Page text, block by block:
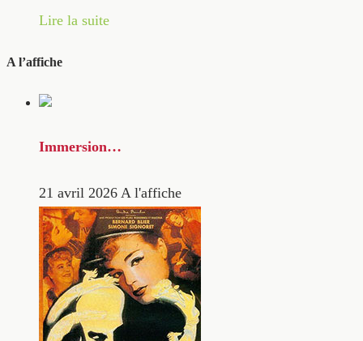
Lire la suite
A l’affiche
Immersion…
21 avril 2026 A l'affiche